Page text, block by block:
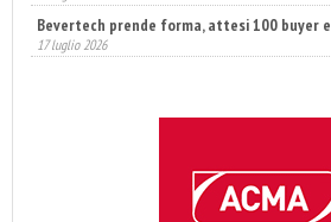
Bevertech prende forma, attesi 100 buyer
17 luglio 2026
Annunciati i finalisti dei Diamonds Awards